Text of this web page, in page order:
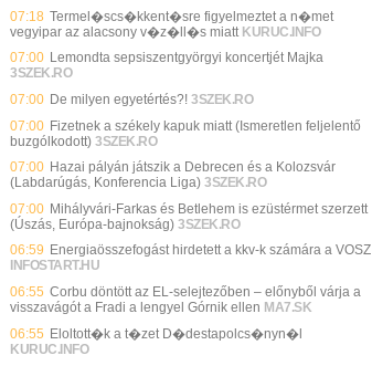
07:18 Termel�scs�kkent�sre figyelmeztet a n�met
vegyipar az alacsony v�z�ll�s miatt KURUC.INFO
07:00 Lemondta sepsiszentgyörgyi koncertjét Majka
3SZEK.RO
07:00 De milyen egyetértés?! 3SZEK.RO
07:00 Fizetnek a székely kapuk miatt (Ismeretlen feljelentő
buzgólkodott) 3SZEK.RO
07:00 Hazai pályán játszik a Debrecen és a Kolozsvár
(Labdarúgás, Konferencia Liga) 3SZEK.RO
07:00 Mihályvári-Farkas és Betlehem is ezüstérmet szerzett
(Úszás, Európa-bajnokság) 3SZEK.RO
06:59 Energiaösszefogást hirdetett a kkv-k számára a VOSZ
INFOSTART.HU
06:55 Corbu döntött az EL-selejtezőben – előnyből várja a
visszavágót a Fradi a lengyel Górnik ellen MA7.SK
06:55 Eloltott�k a t�zet D�destapolcs�nyn�l
KURUC.INFO